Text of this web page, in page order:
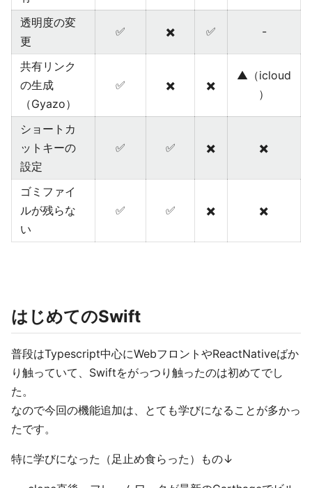
透明度の変
更
✅ ✖️ ✅ -
共有リンク
の生成
（Gyazo）
✅ ✖️ ✖️
▲（icloud
）
ショートカ
ットキーの
設定
✅ ✅ ✖️ ✖️
ゴミファイ
ルが残らな
い
✅ ✅ ✖️ ✖️
はじめてのSwift
普段はTypescript中心にWebフロントやReactNativeばか
り触っていて、Swiftをがっつり触ったのは初めてでし
た。
なので今回の機能追加は、とても学びになることが多かっ
たです。
特に学びになった（足止め食らった）もの↓